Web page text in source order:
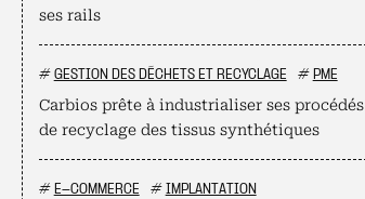
ses rails
# GESTION DES DÉCHETS ET RECYCLAGE # PME
Carbios prête à industrialiser ses procédés
de recyclage des tissus synthétiques
# E-COMMERCE # IMPLANTATION